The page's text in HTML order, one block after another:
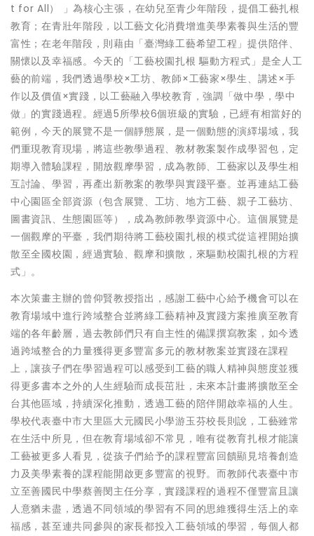
t for All） 」為核心主張，在幼兒至青少年階段，提倡工藝扎根
教育；在青壯年階段，以工藝文化消費增進美學素養與生活的豐
富性；在老年階段，則藉由「臺灣綠工藝希望工程」提供陪伴、
關懷以及幸福感。今天的「工藝校園扎根 驅動方程式」是全人工
藝的前端，我們透過學校×工坊、教師×工藝家×學生、講述×手
作以及價值×實踐，以工藝融入學校教育，強調「做中學，學中
做」的實踐過程。經過5所學校6個班級的實驗，已經有相當好的
範例，今天的展覽不是一個靜態展，是一個動態的演繹場域，我
們重現教育現場，將這些教學過程、教材教案製作成學習包，定
期導入體驗課程，開放觀摩學習，成為教師、工藝家以及學生相
互討論、學習，再產出新教案的教學與實踐平臺。並再連結工藝
中心園區全部資源（包含展覽、工坊、地方工藝、親子工藝坊、
圖書資訊、生態園區等），成為教師教學資源中心。這個展覽是
一個觀摩的平臺，我們期待將工藝校園扎根的模式從這裡開始擴
散至全國校園，經過實驗、觀摩和擴散，來驅動校園扎根的方程
式」。
本次策畫主辦的曾仰賢教授指出，感謝工藝中心給予機會可以在
教育場域中進行跨域整合並將綠工藝精神及實踐方案推廣至教育
端的各年齡層，過去教師們只有自主性的備課撰寫教案，如今透
過跨域整合的力量獲得更多豐富多元的教材教案並實踐在課程
上，讓孩子們在學習過程可以感受到工藝的職人精神與態度並獲
得更多書本之外的人生經驗而成長茁壯，未來本計畫將擴散至全
台其他區域，持續深化推動，透過工藝的陪伴開啟幸福的人生。
學校代表臺中市大里區大元國民小學游玉芬校長則說，工藝雖常
在生活中所見，但在教育場域卻不常見，唯有從教育扎根才能讓
工藝被更多人看見，從孩子們給予的課程豐富回饋顯見培養創造
力及美學素養的課程能開啟更多豐富的視野。而教師代表臺中市
立至善國民中學蔡善閔主任分享，實踐課程的過程不僅豐富且讓
人意猶未盡，透過不同領域的學習有不同的思維獲得生活上的幸
福感，甚至連共同參與的家長都投入工藝領域的學習，每個人都